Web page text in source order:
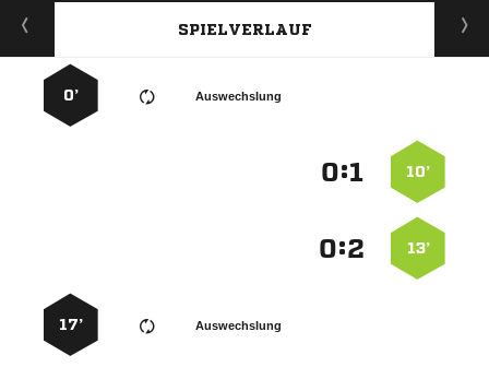
SPIELVERLAUF
Auswechslung
0’
10’
:
13’
:
Auswechslung
17’